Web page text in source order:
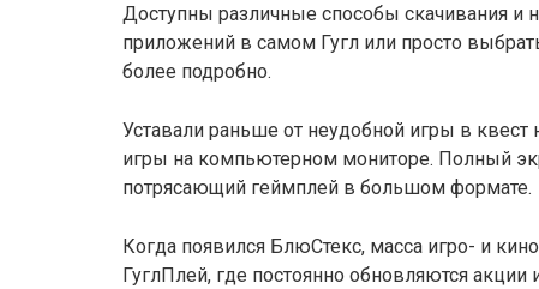
Доступны различные способы скачивания и
приложений в самом Гугл или просто
более подробно.
Уставали раньше от неудобной игры в квест
игры на компьютерном мониторе. Полный
потрясающий геймплей в большом формате.
Когда появился БлюСтекс, масса игро- и
ГуглПлей, где постоянно обновляются